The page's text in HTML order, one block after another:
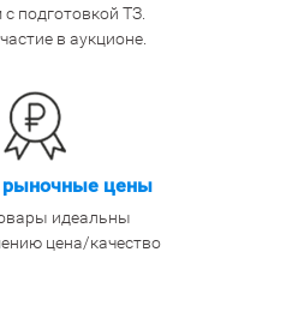
подготовкой ТЗ.
в аукционе.
рыночные цены
идеальны
цена/качество